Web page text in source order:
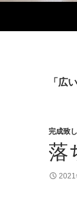
「広
完成致
落
2021